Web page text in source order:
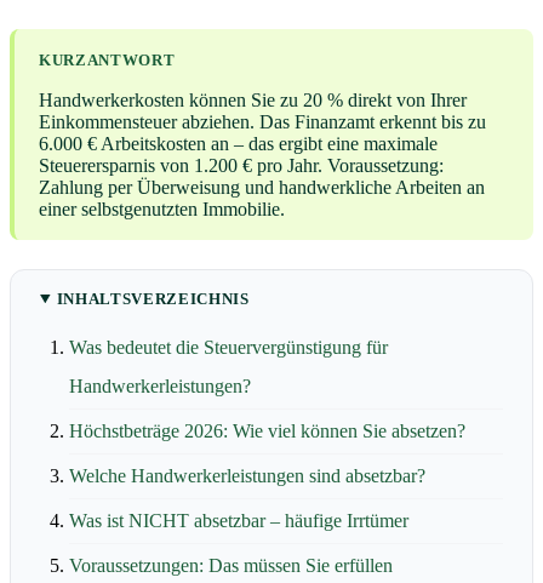
KURZANTWORT
Handwerkerkosten können Sie zu 20 % direkt von Ihrer
Einkommensteuer abziehen. Das Finanzamt erkennt bis zu
6.000 € Arbeitskosten an – das ergibt eine maximale
Steuerersparnis von 1.200 € pro Jahr. Voraussetzung:
Zahlung per Überweisung und handwerkliche Arbeiten an
einer selbstgenutzten Immobilie.
INHALTSVERZEICHNIS
Was bedeutet die Steuervergünstigung für
Handwerkerleistungen?
Höchstbeträge 2026: Wie viel können Sie absetzen?
Welche Handwerkerleistungen sind absetzbar?
Was ist NICHT absetzbar – häufige Irrtümer
Voraussetzungen: Das müssen Sie erfüllen